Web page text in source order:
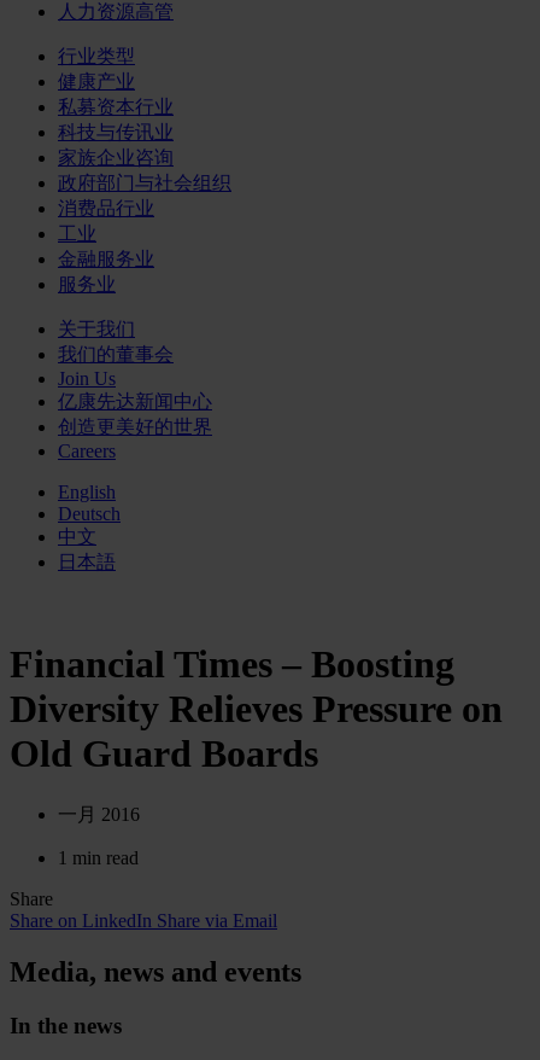
人力资源高管
行业类型
健康产业
私募资本行业
科技与传讯业
家族企业咨询
政府部门与社会组织
消费品行业
工业
金融服务业
服务业
关于我们
我们的董事会
Join Us
亿康先达新闻中心
创造更美好的世界
Careers
English
Deutsch
中文
日本語
Financial Times – Boosting
Diversity Relieves Pressure on
Old Guard Boards
一月 2016
1 min read
Share
Share on LinkedIn Share via Email
Media, news and events
In the news